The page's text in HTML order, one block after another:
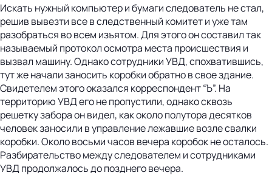
Искать нужный компьютер и бумаги следователь не стал,
решив вывезти все в следственный комитет и уже там
разобраться во всем изъятом. Для этого он составил так
называемый протокол осмотра места происшествия и
вызвал машину. Однако сотрудники УВД, спохватившись,
тут же начали заносить коробки обратно в свое здание.
Свидетелем этого оказался корреспондент “Ъ”. На
территорию УВД его не пропустили, однако сквозь
решетку забора он видел, как около полутора десятков
человек заносили в управление лежавшие возле свалки
коробки. Около восьми часов вечера коробок не осталось.
Разбирательство между следователем и сотрудниками
УВД продолжалось до позднего вечера.